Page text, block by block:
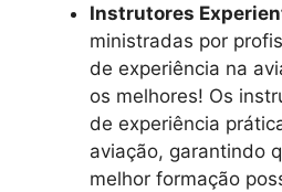
Instrutores
ministradas por
de experiência na
os melhores! Os
de experiência
aviação, garantindo
melhor formação